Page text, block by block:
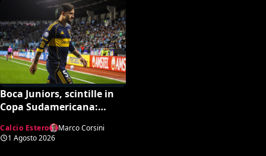
Boca Juniors, scintille in
Copa Sudamericana:
Roldán e Paredes
Calcio Estero
Marco Corsini
1 Agosto 2026